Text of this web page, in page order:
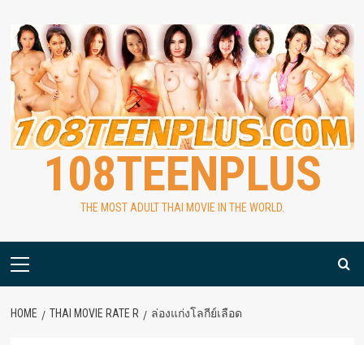
content
108TEENPLUS
THE MOST ADULT THAI MOVIE IN THE WORLD.
Primary
HOME THAI MOVIE RATE R ล่องแก่งโลกีย์เลือด